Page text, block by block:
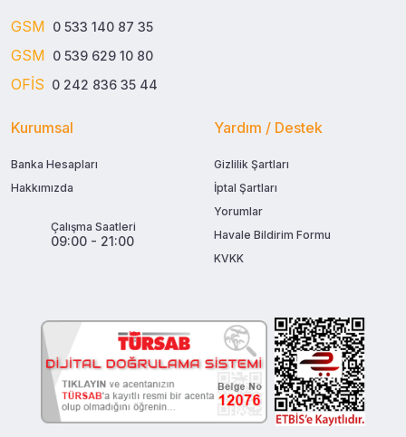
Kurumsal
Banka Hesapları
Hakkımızda
Çalışma Saatleri
09:00 - 21:00
Yardım / Destek
Gizlilik Şartları
İptal Şartları
Yorumlar
Havale Bildirim Formu
KVKK
0 533 140 87 35
GSM
0 539 629 10 80
GSM
0 242 836 35 44
OFİS